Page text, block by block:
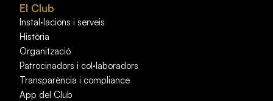
El Club
Instal·lacions i serveis
Història
Organització
Patrocinadors i col·laboradors
Transparència i compliance
App del Club